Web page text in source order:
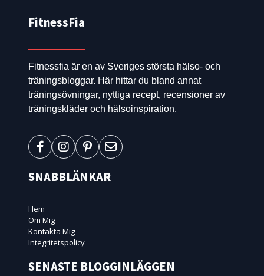
FitnessFia
Fitnessfia är en av Sveriges största hälso- och
träningsbloggar. Här hittar du bland annat
träningsövningar, nyttiga recept, recensioner av
träningskläder och hälsoinspiration.
SNABBLÄNKAR
Hem
Om Mig
Kontakta Mig
Integritetspolicy
SENASTE BLOGGINLÄGGEN